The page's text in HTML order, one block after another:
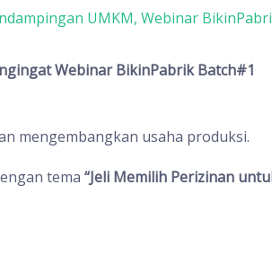
UMKM, Webinar
Webinar BikinPabrik Batch#1
mengembangkan usaha produksi.
tema “Jeli Memilih Perizinan